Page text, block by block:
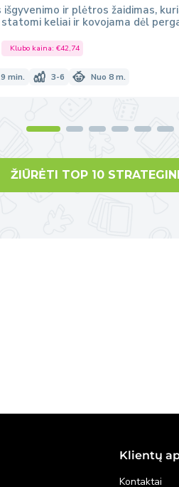
išgyvenimo ir plėtros žaidimas,
keliai ir kovojama dėl
Klubo kaina:€42,74
min. 3-6 Nuo 8 m.
ŽIŪRĖTI TOP 10
Klientų
Kontaktai